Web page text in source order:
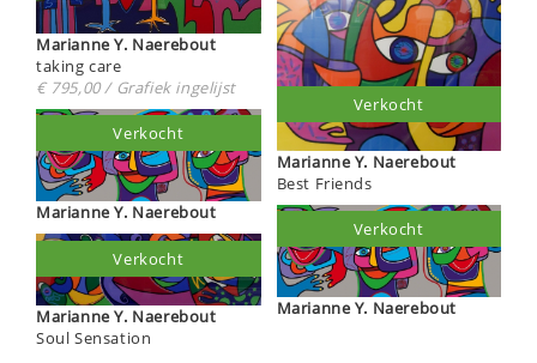
Marianne Y. Naerebout
taking care
€ 795,00 / Grafiek ingelijst
Marianne Y. Naerebout
Verkocht
Marianne Y. Naerebout
Soul Sensation
Verkocht
Marianne Y. Naerebout
Best Friends
Verkocht
Marianne Y. Naerebout
Verkocht